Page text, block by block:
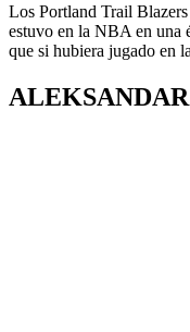
Los Portland Trail
estuvo en la NBA en una
que si hubiera jugado en